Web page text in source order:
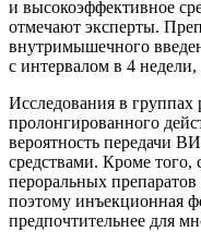
и высокоэффективное
отмечают эксперты.
внутримышечного
с интервалом в 4
Исследования в группах
пролонгированного
вероятность передачи
средствами. Кроме того,
пероральных
поэтому инъекционная
предпочтительнее для